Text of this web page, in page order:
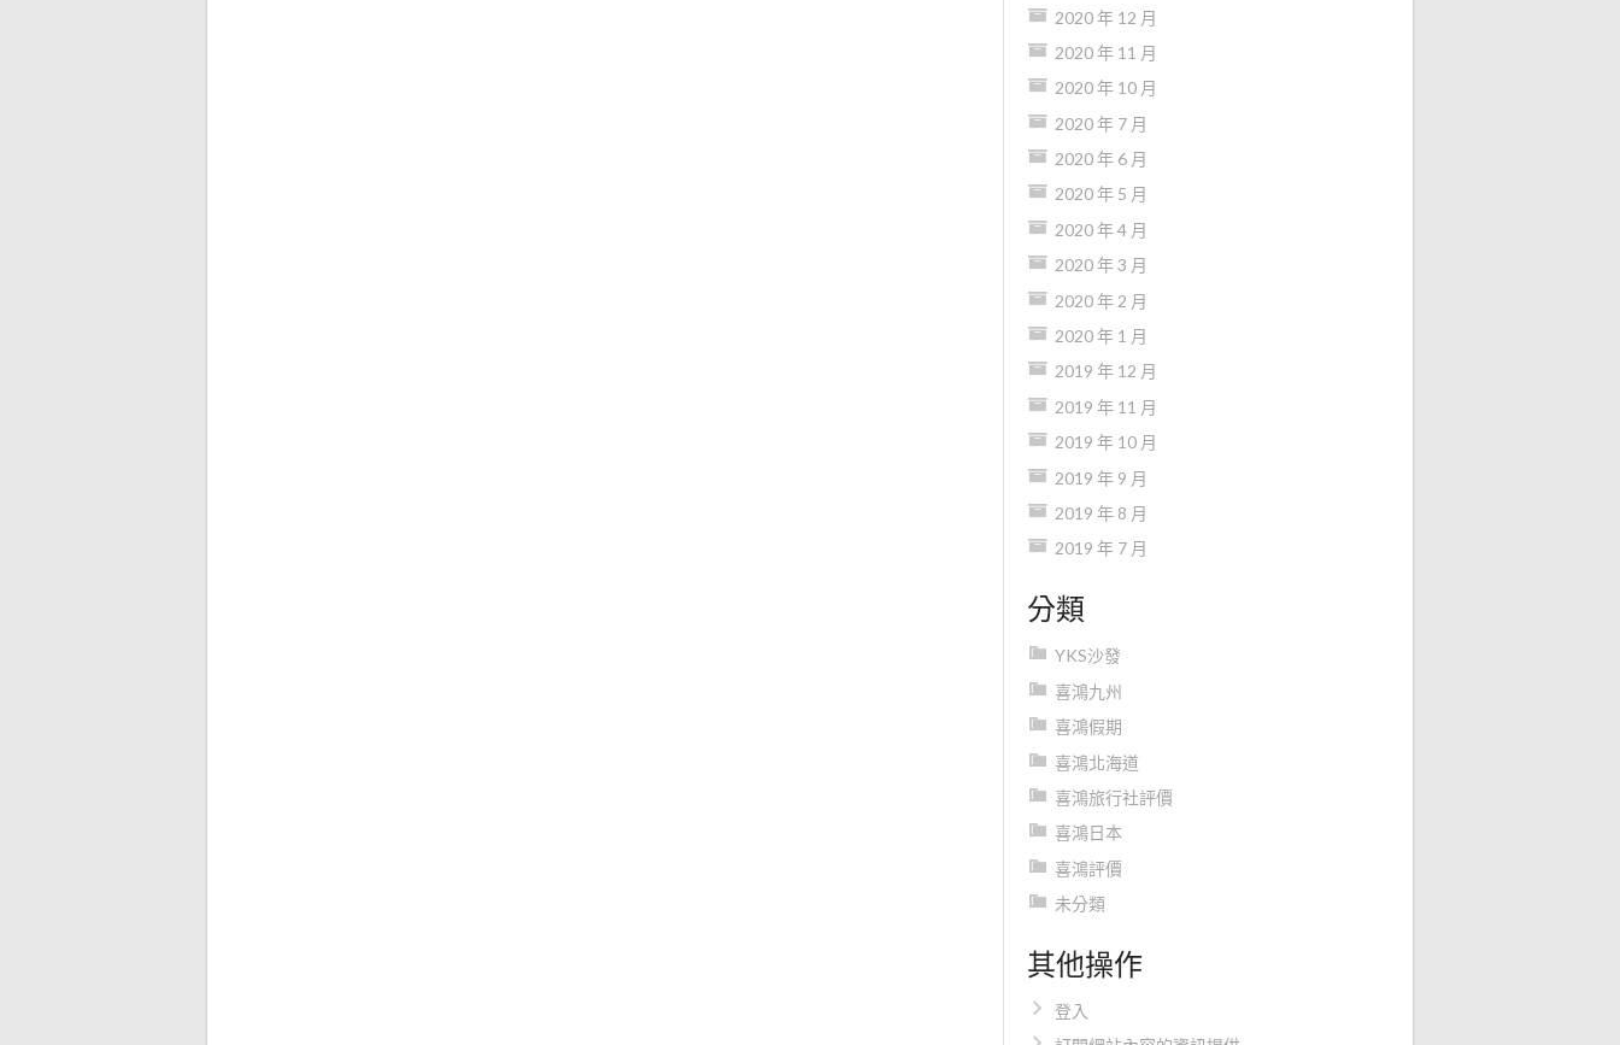
2020 年 12 月
2020 年 11 月
2020 年 10 月
2020 年 7 月
2020 年 6 月
2020 年 5 月
2020 年 4 月
2020 年 3 月
2020 年 2 月
2020 年 1 月
2019 年 12 月
2019 年 11 月
2019 年 10 月
2019 年 9 月
2019 年 8 月
2019 年 7 月
分類
YKS沙發
喜鴻九州
喜鴻假期
喜鴻北海道
喜鴻旅行社評價
喜鴻日本
喜鴻評價
未分類
其他操作
登入